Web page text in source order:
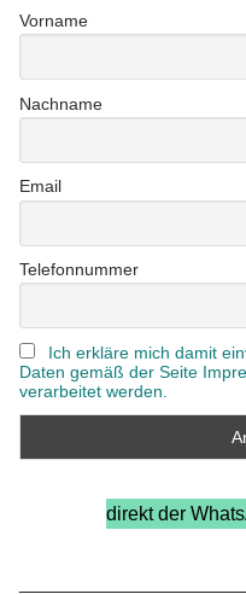
Vorname
Nachname
Email
Telefonnummer
Ich erkläre mich damit
Daten gemäß der Seite
verarbeitet werden.
direkt der